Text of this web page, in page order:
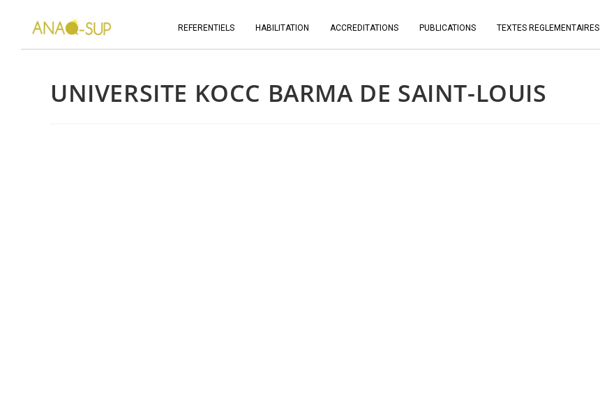
REFERENTIELS HABILITATION ACCREDITATIONS PUBLICATIONS TEXTES REGLEMENTAIRES
UNIVERSITE KOCC BARMA DE SAINT-LOUIS